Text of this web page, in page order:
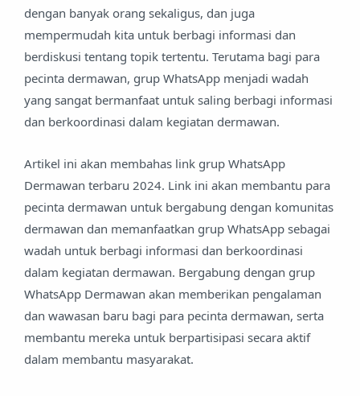
dengan banyak orang sekaligus, dan juga
mempermudah kita untuk berbagi informasi dan
berdiskusi tentang topik tertentu. Terutama bagi para
pecinta dermawan, grup WhatsApp menjadi wadah
yang sangat bermanfaat untuk saling berbagi informasi
dan berkoordinasi dalam kegiatan dermawan.
Artikel ini akan membahas link grup WhatsApp
Dermawan terbaru 2024. Link ini akan membantu para
pecinta dermawan untuk bergabung dengan komunitas
dermawan dan memanfaatkan grup WhatsApp sebagai
wadah untuk berbagi informasi dan berkoordinasi
dalam kegiatan dermawan. Bergabung dengan grup
WhatsApp Dermawan akan memberikan pengalaman
dan wawasan baru bagi para pecinta dermawan, serta
membantu mereka untuk berpartisipasi secara aktif
dalam membantu masyarakat.